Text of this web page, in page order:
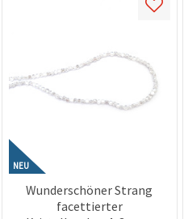
NEU
Wunderschöner Strang
facettierter